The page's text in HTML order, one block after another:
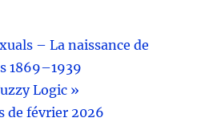
– La naissance de
1869–1939
Logic »
de février 2026